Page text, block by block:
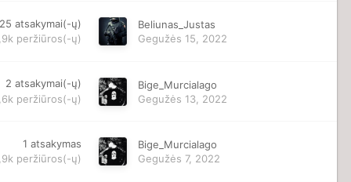
25 atsakymai(-ų)
peržiūros(-ų)
Beliunas_Justas
Gegužės 15, 2022
2 atsakymai(-ų)
peržiūros(-ų)
Bige_Murcialago
Gegužės 13, 2022
1 atsakymas
peržiūros(-ų)
Bige_Murcialago
Gegužės 7, 2022